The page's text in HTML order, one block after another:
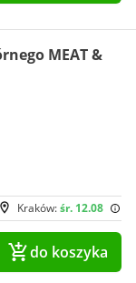
MEAT &
Kraków:śr. 12.08
do koszyka